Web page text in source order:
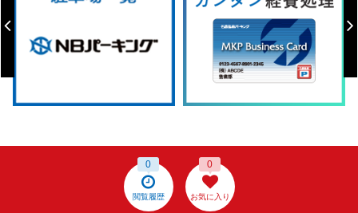
閲覧履歴
0
お気に入り
0